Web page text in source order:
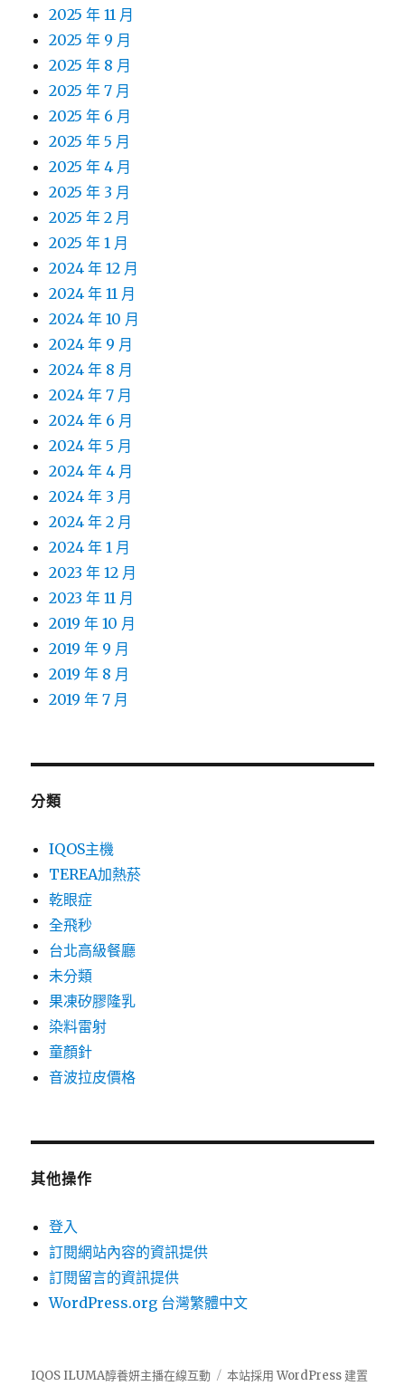
2025 年 11 月
2025 年 9 月
2025 年 8 月
2025 年 7 月
2025 年 6 月
2025 年 5 月
2025 年 4 月
2025 年 3 月
2025 年 2 月
2025 年 1 月
2024 年 12 月
2024 年 11 月
2024 年 10 月
2024 年 9 月
2024 年 8 月
2024 年 7 月
2024 年 6 月
2024 年 5 月
2024 年 4 月
2024 年 3 月
2024 年 2 月
2024 年 1 月
2023 年 12 月
2023 年 11 月
2019 年 10 月
2019 年 9 月
2019 年 8 月
2019 年 7 月
分類
IQOS主機
TEREA加熱菸
乾眼症
全飛秒
台北高級餐廳
未分類
果凍矽膠隆乳
染料雷射
童顏針
音波拉皮價格
其他操作
登入
訂閱網站內容的資訊提供
訂閱留言的資訊提供
WordPress.org 台灣繁體中文
IQOS ILUMA醇養妍主播在線互動 本站採用 WordPress 建置